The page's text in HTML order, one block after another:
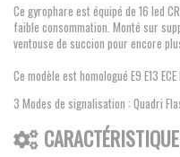
Ce gyrophare est équipé de 16 led
faible consommation. Monté sur
ventouse de succion pour encore
Ce modèle est homologué E9 E13
3 Modes de signalisation : Quadri